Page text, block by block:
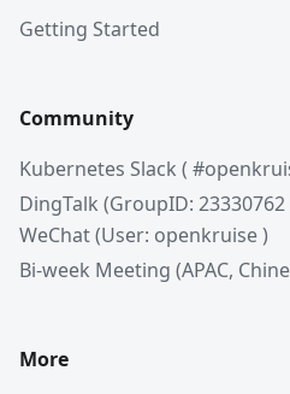
Getting Started
Community
Kubernetes Slack (
DingTalk (GroupID: 23330762
WeChat (User: openkruise )
Bi-week Meeting (APAC,
More